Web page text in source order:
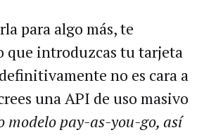
para algo más, te
que introduzcas tu tarjeta
no es cara a
una API de uso masivo
modelo pay-as-you-go, así